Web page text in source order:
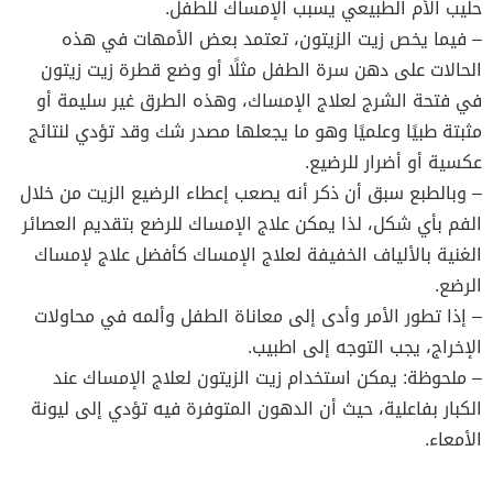
حليب الأم الطبيعي يسبب الإمساك للطفل.
– فيما يخص زيت الزيتون، تعتمد بعض الأمهات في هذه
الحالات على دهن سرة الطفل مثلًا أو وضع قطرة زيت زيتون
في فتحة الشرج لعلاج الإمساك، وهذه الطرق غير سليمة أو
مثبتة طبيًا وعلميًا وهو ما يجعلها مصدر شك وقد تؤدي لنتائج
عكسية أو أضرار للرضيع.
– وبالطبع سبق أن ذكر أنه يصعب إعطاء الرضيع الزيت من خلال
الفم بأي شكل، لذا يمكن علاج الإمساك للرضع بتقديم العصائر
الغنية بالألياف الخفيفة لعلاج الإمساك كأفضل علاج لإمساك
الرضع.
– إذا تطور الأمر وأدى إلى معاناة الطفل وألمه في محاولات
الإخراج، يجب التوجه إلى اطبيب.
– ملحوظة: يمكن استخدام زيت الزيتون لعلاج الإمساك عند
الكبار بفاعلية، حيث أن الدهون المتوفرة فيه تؤدي إلى ليونة
الأمعاء.